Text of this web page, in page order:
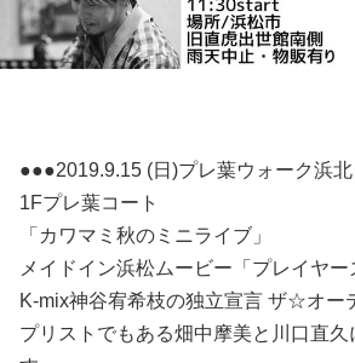
●●●2019.9.15 (日)プレ葉ウォーク浜北
1Fプレ葉コート
「カワマミ秋のミニライブ」
メイドイン浜松ムービー「プレイヤー
K-mix神谷宥希枝の独立宣言 ザ☆オー
プリストでもある畑中摩美と川口直